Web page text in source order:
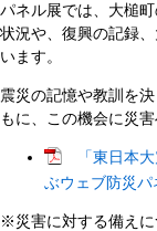
パネル展では、大槌
状況や、復興の記録
います。
震災の記憶や教訓を
もに、この機会に災
「東日本
ぶウェブ防災パ
※災害に対する備え